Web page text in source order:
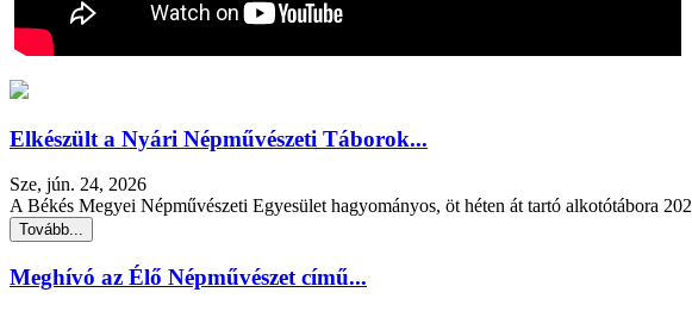
Elkészült a Nyári Népművészeti Táborok...
Sze, jún. 24, 2026
A Békés Megyei Népművészeti Egyesület hagyományos, öt héten át tartó alkotótábora
Tovább...
Meghívó az Élő Népművészet című...